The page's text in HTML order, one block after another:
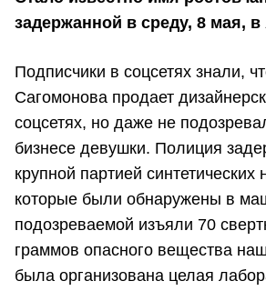
задержанной в среду, 8 мая, в
Подписчики в соцсетях знали,
Сагомонова продает
соцсетях, но даже не
бизнесе девушки. Полиция
крупной партией синтетических
которые были обнаружены в
подозреваемой изъяли 70
граммов опасного вещества
была организована целая